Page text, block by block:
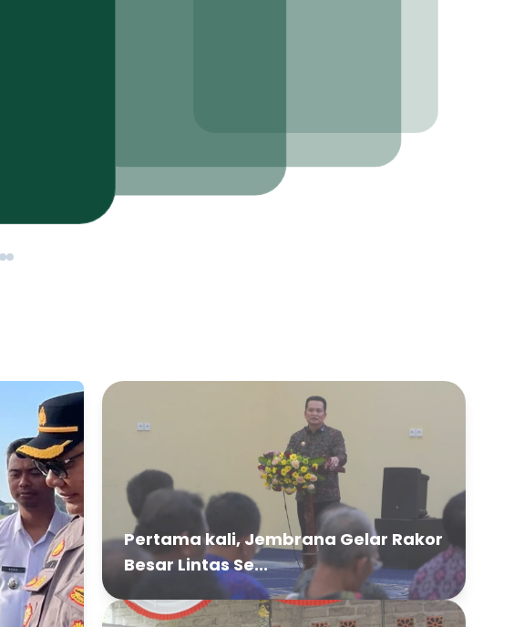
Pertama kali, Jembrana Gelar Rakor
Besar Lintas Se...